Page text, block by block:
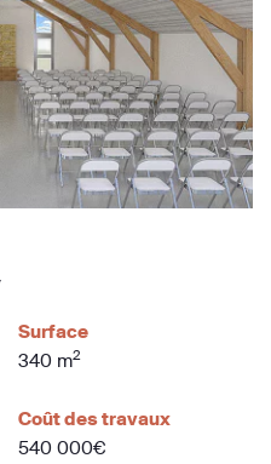
Surface
340 m2
Coût des travaux
540 000€